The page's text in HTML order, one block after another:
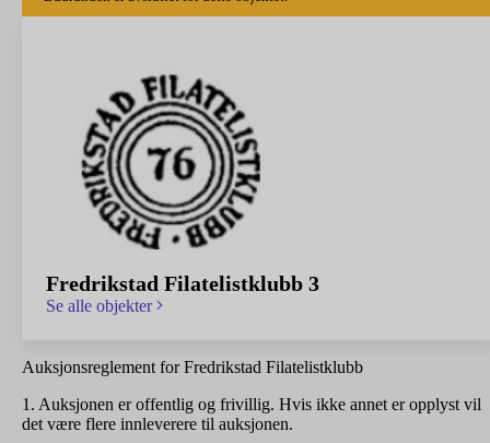
Fredrikstad Filatelistklubb 3
Se alle objekter
Auksjonsreglement for Fredrikstad Filatelistklubb
1. Auksjonen er offentlig og frivillig. Hvis ikke annet er opplyst vil
det være flere innleverere til auksjonen.